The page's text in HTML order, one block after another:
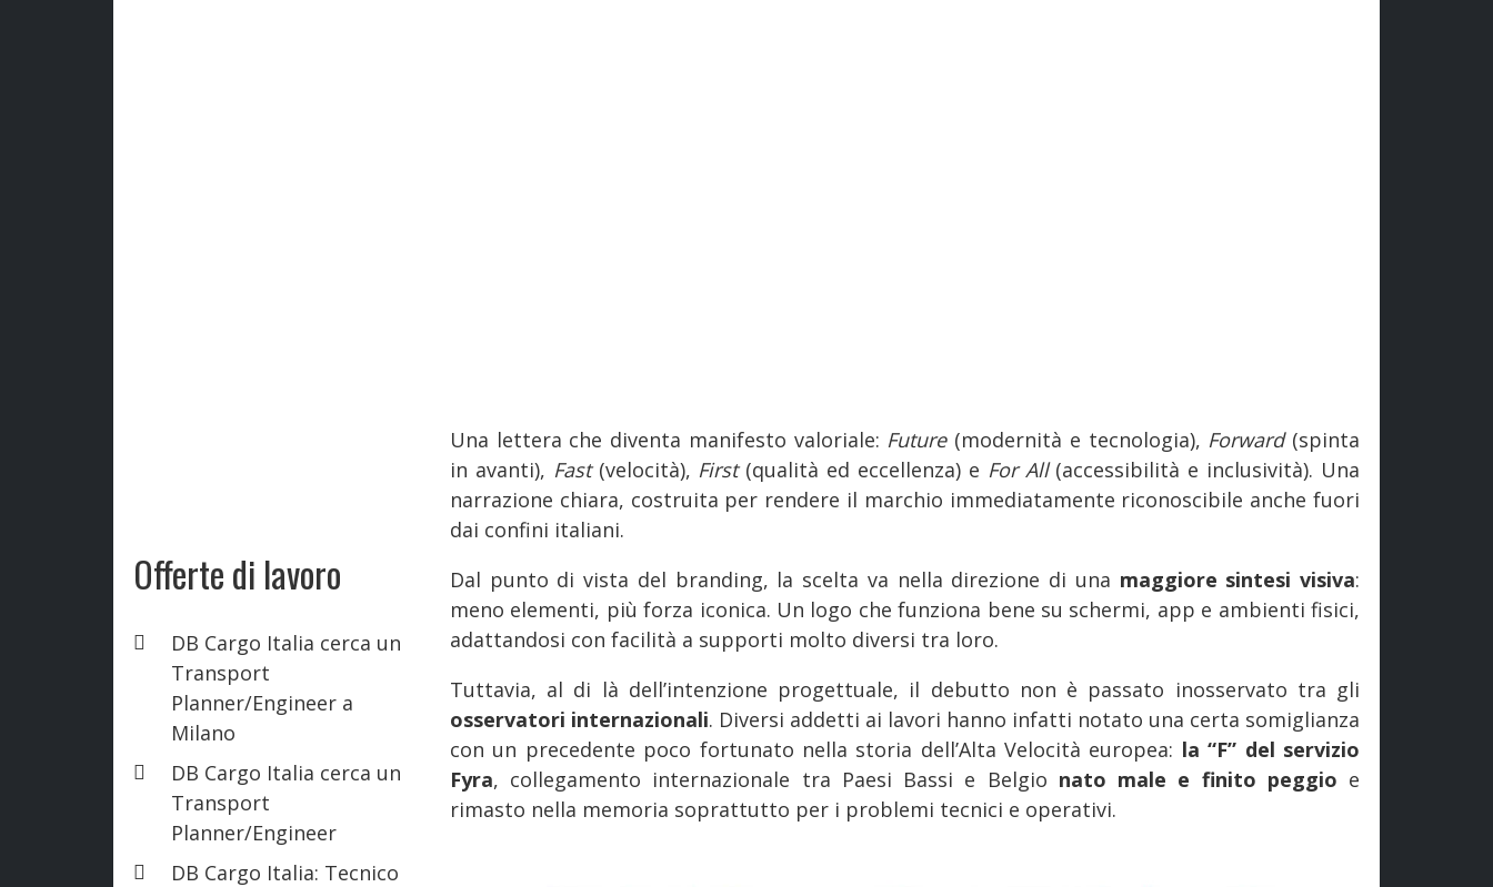
Offerte di lavoro
DB Cargo Italia cerca un
Transport
Planner/Engineer a
Milano
DB Cargo Italia cerca un
Transport
Planner/Engineer
DB Cargo Italia: Tecnico
Una lettera che diventa manifesto valoriale: Future(modernità e tecnologia), Forward(spinta
in avanti), Fast(velocità), First(qualità ed eccellenza) e For All(accessibilità e inclusività). Una
narrazione chiara, costruita per rendere il marchio immediatamente riconoscibile anche fuori
dai confini italiani.
Dal punto di vista del branding, la scelta va nella direzione di una maggiore sintesi visiva:
meno elementi, più forza iconica. Un logo che funziona bene su schermi, app e ambienti fisici,
adattandosi con facilità a supporti molto diversi tra loro.
Tuttavia, al di là dell’intenzione progettuale, il debutto non è passato inosservato tra gli
osservatori internazionali. Diversi addetti ai lavori hanno infatti notato una certa somiglianza
con un precedente poco fortunato nella storia dell’Alta Velocità europea: la “F” del servizio
Fyra, collegamento internazionale tra Paesi Bassi e Belgio nato male e finito peggio e
rimasto nella memoria soprattutto per i problemi tecnici e operativi.